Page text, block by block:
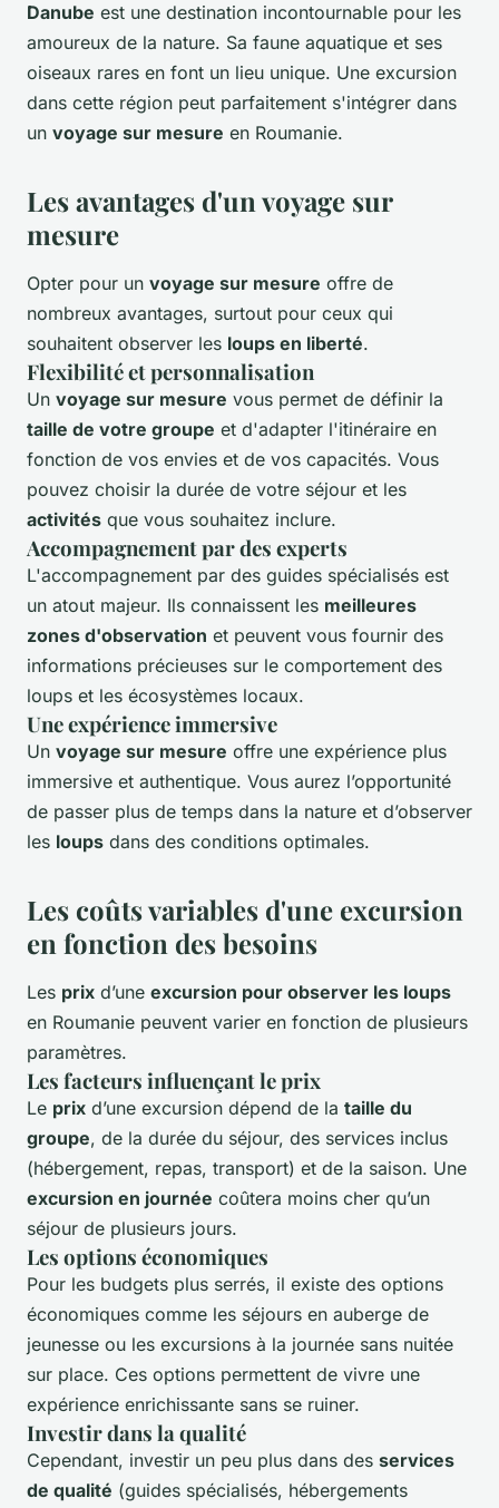
Danube est une destination incontournable pour les
amoureux de la nature. Sa faune aquatique et ses
oiseaux rares en font un lieu unique. Une excursion
dans cette région peut parfaitement s'intégrer dans
un voyage sur mesure en Roumanie.
Les avantages d'un voyage sur
mesure
Opter pour un voyage sur mesure offre de
nombreux avantages, surtout pour ceux qui
souhaitent observer les loups en liberté.
Flexibilité et personnalisation
Un voyage sur mesure vous permet de définir la
taille de votre groupe et d'adapter l'itinéraire en
fonction de vos envies et de vos capacités. Vous
pouvez choisir la durée de votre séjour et les
activités que vous souhaitez inclure.
Accompagnement par des experts
L'accompagnement par des guides spécialisés est
un atout majeur. Ils connaissent les meilleures
zones d'observation et peuvent vous fournir des
informations précieuses sur le comportement des
loups et les écosystèmes locaux.
Une expérience immersive
Un voyage sur mesure offre une expérience plus
immersive et authentique. Vous aurez l’opportunité
de passer plus de temps dans la nature et d’observer
les loups dans des conditions optimales.
Les coûts variables d'une excursion
en fonction des besoins
Les prix d’une excursion pour observer les loups
en Roumanie peuvent varier en fonction de plusieurs
paramètres.
Les facteurs influençant le prix
Le prix d’une excursion dépend de la taille du
groupe, de la durée du séjour, des services inclus
(hébergement, repas, transport) et de la saison. Une
excursion en journée coûtera moins cher qu’un
séjour de plusieurs jours.
Les options économiques
Pour les budgets plus serrés, il existe des options
économiques comme les séjours en auberge de
jeunesse ou les excursions à la journée sans nuitée
sur place. Ces options permettent de vivre une
expérience enrichissante sans se ruiner.
Investir dans la qualité
Cependant, investir un peu plus dans des services
de qualité (guides spécialisés, hébergements